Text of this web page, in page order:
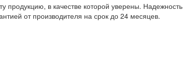
продукцию, в качестве которой уверены. Надежность
от производителя на срок до 24 месяцев.